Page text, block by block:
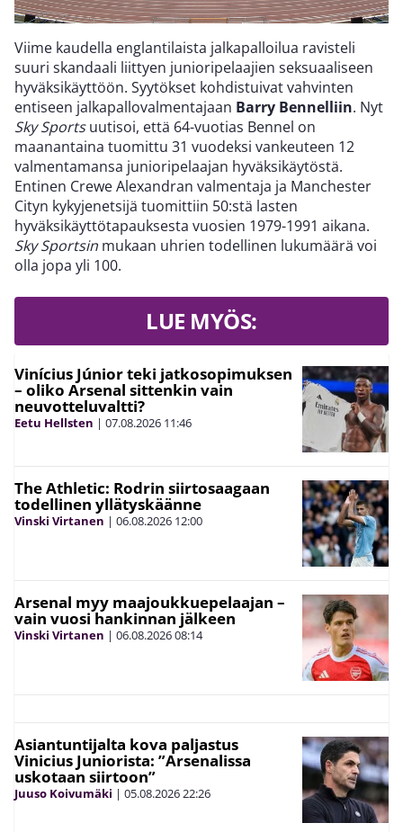
Viime kaudella englantilaista jalkapalloilua ravisteli
suuri skandaali liittyen junioripelaajien seksuaaliseen
hyväksikäyttöön. Syytökset kohdistuivat vahvinten
entiseen jalkapallovalmentajaan Barry Bennelliin. Nyt
Sky Sportsuutisoi, että 64-vuotias Bennel on
maanantaina tuomittu 31 vuodeksi vankeuteen 12
valmentamansa junioripelaajan hyväksikäytöstä.
Entinen Crewe Alexandran valmentaja ja Manchester
Cityn kykyjenetsijä tuomittiin 50:stä lasten
hyväksikäyttötapauksesta vuosien 1979-1991 aikana.
Sky Sportsin mukaan uhrien todellinen lukumäärä voi
olla jopa yli 100.
LUE MYÖS:
Vinícius Júnior teki jatkosopimuksen
– oliko Arsenal sittenkin vain
neuvotteluvaltti?
Eetu Hellsten | 07.08.2026 11:46
The Athletic: Rodrin siirtosaagaan
todellinen yllätyskäänne
Vinski Virtanen | 06.08.2026 12:00
Arsenal myy maajoukkuepelaajan –
vain vuosi hankinnan jälkeen
Vinski Virtanen | 06.08.202608:14
Asiantuntijalta kova paljastus
Vinicius Juniorista: ”Arsenalissa
uskotaan siirtoon”
Juuso Koivumäki | 05.08.202622:26